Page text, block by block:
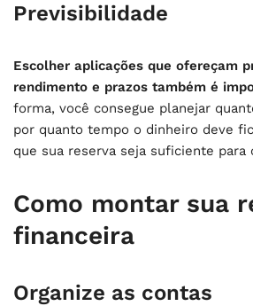
Previsibilidade
Escolher aplicações que ofereçam
rendimento e prazos também é
forma, você consegue planejar
por quanto tempo o dinheiro deve
que sua reserva seja suficiente para
Como montar sua
financeira
Organize as contas